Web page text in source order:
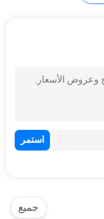
جميع